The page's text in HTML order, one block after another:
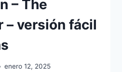
– The
– versión fácil
enero 12, 2025